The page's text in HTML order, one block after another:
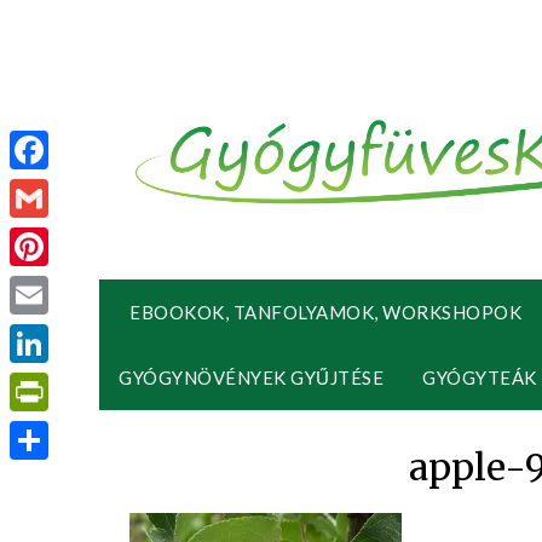
EBOOKOK, TANFOLYAMOK, WORKSHOPOK
GYÓGYNÖVÉNYEK GYŰJTÉSE GYÓGYTEÁK
apple-
Facebook
Gmail
Pinterest
Email
LinkedIn
PrintFriendly